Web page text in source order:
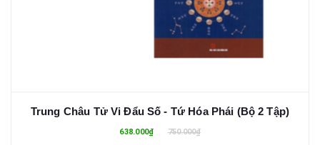
Trung Châu Tử Vi Đẩu Số - Tứ Hóa Phái (Bộ 2 Tập)
638.000₫ 750.000₫